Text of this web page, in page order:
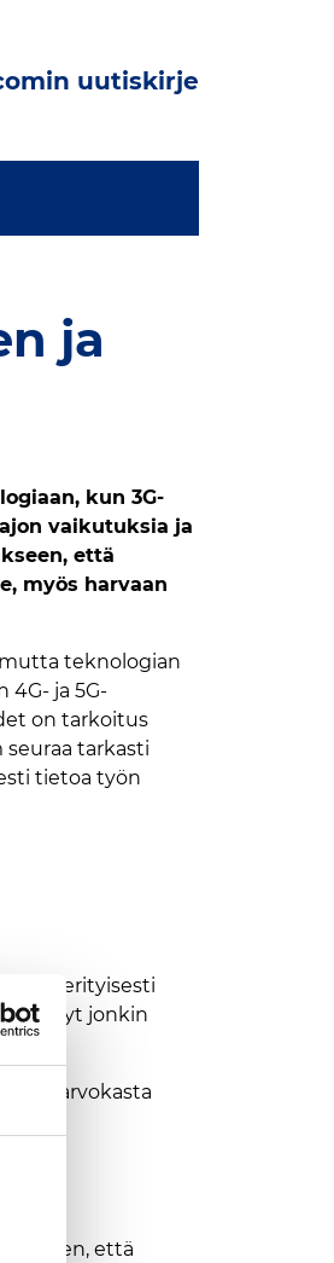
uutiskirje
ja
kun 3G-
vaikutuksia ja
että
myös harvaan
teknologian
ja 5G-
on tarkoitus
tarkasti
tietoa työn
erityisesti
jonkin
arvokasta
että